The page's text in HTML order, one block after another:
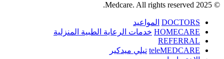
© 2025 Medcare. All rights reserved.
DOCTORS المواعيد
HOMECARE خدمات الرعاية الطبية المنزلية
REFERRAL
teleMEDCARE تيلي ميدكير